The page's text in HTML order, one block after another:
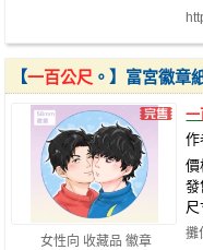
女性向 收藏品 徽章
【一百公尺 。】富宮徽章
一
作
價
發
攤